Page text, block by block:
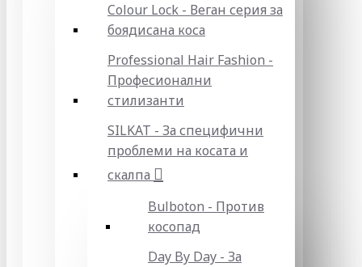
Colour Lock - Веган серия за
боядисана коса
Professional Hair Fashion -
Професионални
стилизанти
SILKAT - За специфични
проблеми на косата и
скалпа
Bulboton - Против
косопад
Day By Day - За